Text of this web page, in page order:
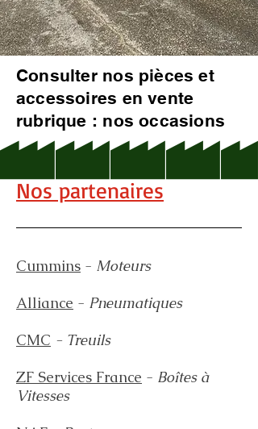
Consulter nos pièces et
accessoires en vente
rubrique : nos occasions
Nos partenaires
Cummins - Moteurs
Alliance - Pneumatiques
CMC - Treuils
ZF Services France - Boîtes à
Vitesses